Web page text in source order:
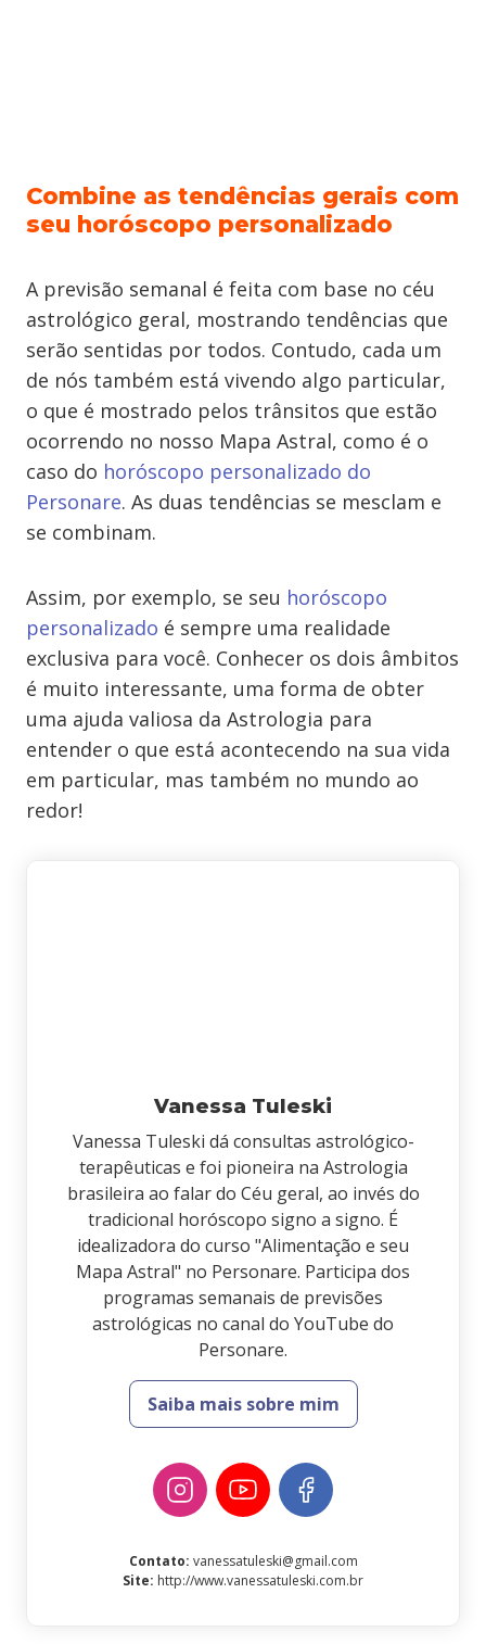
Combine as tendências gerais com
seu horóscopo personalizado
A previsão semanal é feita com base no céu
astrológico geral, mostrando tendências que
serão sentidas por todos. Contudo, cada um
de nós também está vivendo algo particular,
o que é mostrado pelos trânsitos que estão
ocorrendo no nosso Mapa Astral, como é o
caso do horóscopo personalizado do
Personare. As duas tendências se mesclam e
se combinam.
Assim, por exemplo, se seu horóscopo
personalizado é sempre uma realidade
exclusiva para você. Conhecer os dois âmbitos
é muito interessante, uma forma de obter
uma ajuda valiosa da Astrologia para
entender o que está acontecendo na sua vida
em particular, mas também no mundo ao
redor!
Vanessa Tuleski
Vanessa Tuleski dá consultas astrológico-
terapêuticas e foi pioneira na Astrologia
brasileira ao falar do Céu geral, ao invés do
tradicional horóscopo signo a signo. É
idealizadora do curso "Alimentação e seu
Mapa Astral" no Personare. Participa dos
programas semanais de previsões
astrológicas no canal do YouTube do
Personare.
Saiba mais sobre mim
Contato: vanessatuleski@gmail.com
Site: http://www.vanessatuleski.com.br